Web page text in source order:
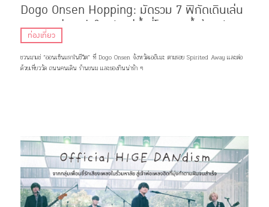
Dogo Onsen Hopping: มัดรวม 7 พิกัดเดินเล่น
กินของอร่อย ฮีลใจหลังแช่น้ำที่โรงอาบน้ำต้นฉบับ
Spirited Away
ท่องเที่ยว
ชวนมาแช่ “ออนเซ็นแรกในชีวิต” ที่ Dogo Onsen จังหวัดเอฮิเมะ ตามรอย Spirited Away เเละต่อ
ด้วยเที่ยววัด ถนนคนเดิน ร้านขนม เเละของกินน่ารัก ๆ